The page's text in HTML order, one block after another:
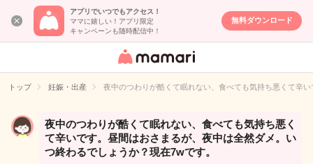
アプリでいつでもアクセス！
ママに嬉しい！アプリ限定
キャンペーンも随時配信中！
無料ダウンロード
女性専用匿名QA
イト
トップ 妊娠・出産 夜中のつわりが酷くて眠れない、食べても気持ち悪くて辛
夜中のつわりが酷くて眠れない、食べても気持ち悪く
て辛いです。昼間はおさまるが、夜中は全然ダメ。い
つ終わるでしょうか？現在7wです。